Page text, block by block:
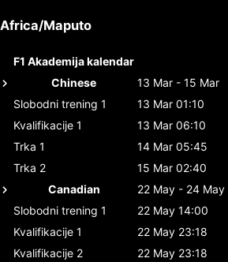
Africa/Maputo
F1 Akademija kalendar
Chinese
13 Mar - 15 Mar
Slobodni trening 1
13 Mar 01:10
Kvalifikacije 1
13 Mar 06:10
Trka 1
14 Mar 05:45
Trka 2
15 Mar 02:40
Canadian
22 May - 24 May
Slobodni trening 1
22 May 14:00
Kvalifikacije 1
22 May 23:18
Kvalifikacije 2
22 May 23:18